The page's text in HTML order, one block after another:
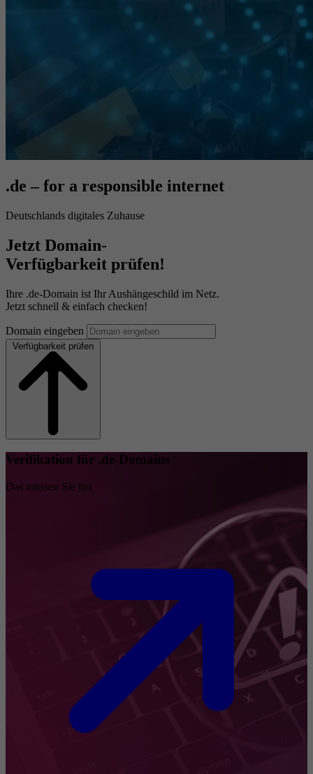
.de – for a responsible internet
Deutschlands digitales Zuhause
Jetzt Domain-
Verfügbarkeit prüfen!
Ihre .de-Domain ist Ihr Aushängeschild im Netz.
Jetzt schnell & einfach checken!
Domain eingeben
Verfügbarkeit prüfen
Verifikation für .de-Domains
Das müssen Sie tun